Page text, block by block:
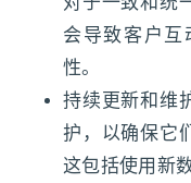
会导致客户互
性。
持续更新和维
护，以确保它
这包括使用新